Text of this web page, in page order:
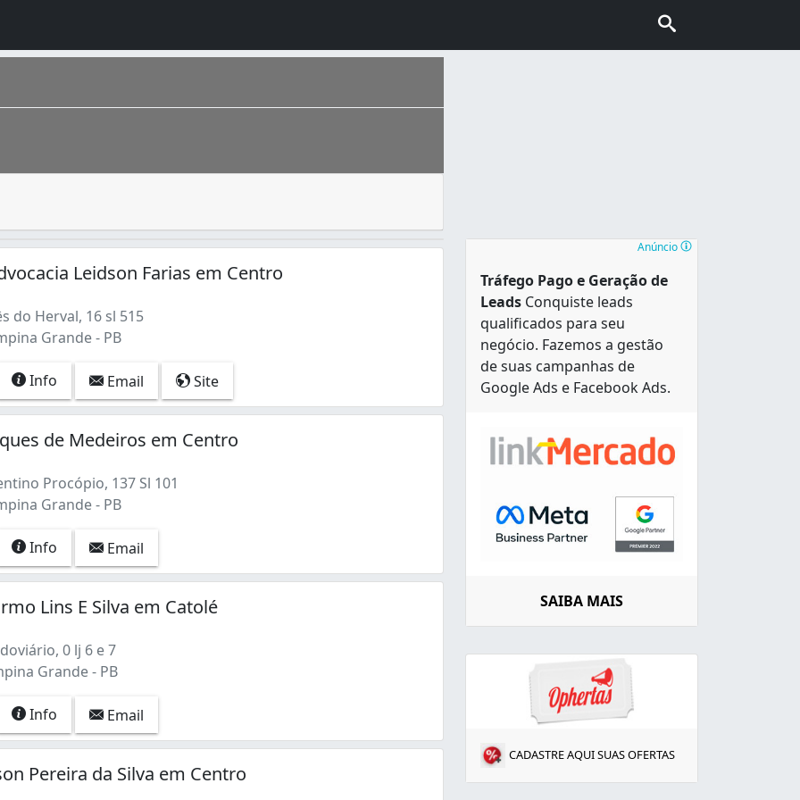
situado no estado da Paraíba . Considerado um dos principais polos industriais da Região Nordeste e o maior
Leidson Farias em Centro
do Herval, 16 sl 515
Grande - PB
Info Email Site
de Medeiros em Centro
Procópio, 137 Sl 101
Grande - PB
Info Email
Lins E Silva em Catolé
0 lj 6 e 7
Grande - PB
Info Email
Pereira da Silva em Centro
Anúncio
Tráfego Pago e Geração de
Leads Conquiste leads
qualificados para seu
negócio. Fazemos a gestão
de suas campanhas de
Google Ads e Facebook Ads.
SAIBA MAIS
CADASTRE AQUI SUAS OFERTAS